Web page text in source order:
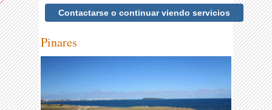
Contactarse o continuar viendo servicios
Pinares